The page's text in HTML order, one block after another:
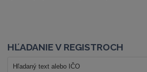
HĽADANIE V REGISTROCH